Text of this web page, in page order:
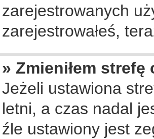
zarejestrowanych
zarejestrowałeś,
» Zmieniłem
Jeżeli ustawiona
letni, a czas nadal
źle ustawiony jest